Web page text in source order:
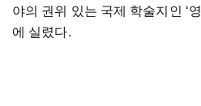
야의 권위 있는 국제 학술지인 ‘
에 실렸다.